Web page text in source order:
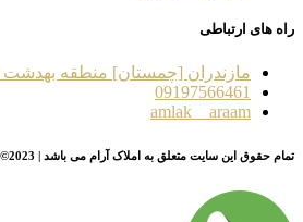
راه های ارتباطی
مازندران [چمستان] منطقه بهدشت
09197566461
amlak__araam
تمام حقوق این سایت متعلق به املاک آرام می باشد | Copyright ©2023